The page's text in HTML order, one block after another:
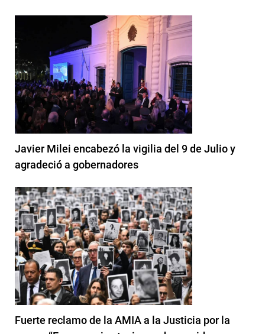
Javier Milei encabezó la vigilia del 9 de Julio y
agradeció a gobernadores
Fuerte reclamo de la AMIA a la Justicia por la